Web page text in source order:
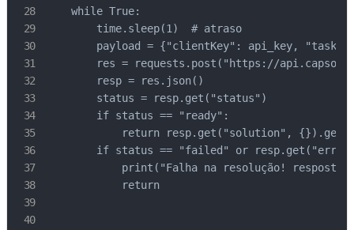
    while True:
        time.sleep(1)  # atraso
payload = {"clientKey": api_key,
res = requests.post("https://
        resp = res.json()
        status = resp.get("status")
        if status == "ready":
return resp.get("solution",
if status == "failed" or
print("Falha na resolução!
            return